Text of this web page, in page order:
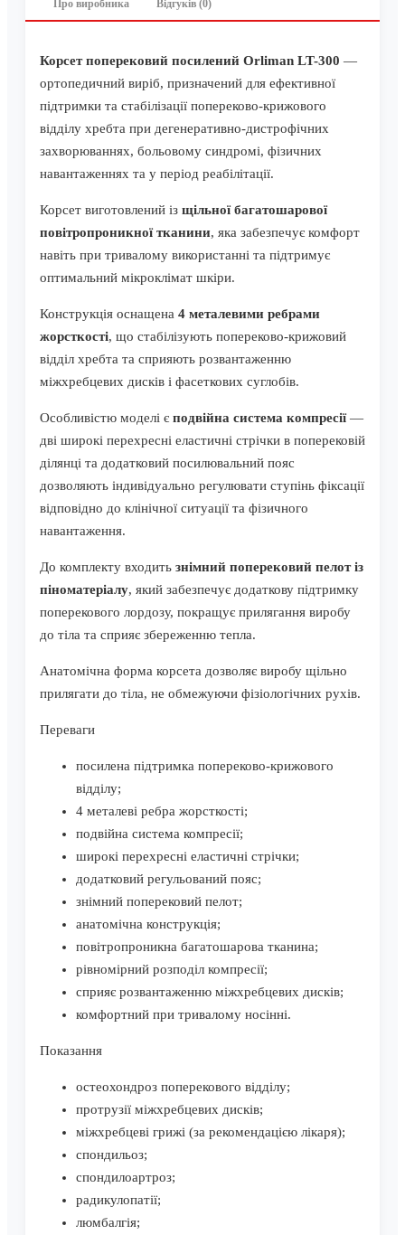
Про виробника Відгуків (0)
Корсет поперековий посилений Orliman LT-300 —
ортопедичний виріб, призначений для ефективної
підтримки та стабілізації попереково-крижового
відділу хребта при дегенеративно-дистрофічних
захворюваннях, больовому синдромі, фізичних
навантаженнях та у період реабілітації.
Корсет виготовлений із щільної багатошарової
повітропроникної тканини, яка забезпечує комфорт
навіть при тривалому використанні та підтримує
оптимальний мікроклімат шкіри.
Конструкція оснащена 4 металевими ребрами
жорсткості, що стабілізують попереково-крижовий
відділ хребта та сприяють розвантаженню
міжхребцевих дисків і фасеткових суглобів.
Особливістю моделі є подвійна система компресії—
дві широкі перехресні еластичні стрічки в поперековій
ділянці та додатковий посилювальний пояс
дозволяють індивідуально регулювати ступінь фіксації
відповідно до клінічної ситуації та фізичного
навантаження.
До комплекту входить знімний поперековий пелот із
піноматеріалу, який забезпечує додаткову підтримку
поперекового лордозу, покращує прилягання виробу
до тіла та сприяє збереженню тепла.
Анатомічна форма корсета дозволяє виробу щільно
прилягати до тіла, не обмежуючи фізіологічних рухів.
Переваги
посилена підтримка попереково-крижового
відділу;
4 металеві ребра жорсткості;
подвійна система компресії;
широкі перехресні еластичні стрічки;
додатковий регульований пояс;
знімний поперековий пелот;
анатомічна конструкція;
повітропроникна багатошарова тканина;
рівномірний розподіл компресії;
сприяє розвантаженню міжхребцевих дисків;
комфортний при тривалому носінні.
Показання
остеохондроз поперекового відділу;
протрузії міжхребцевих дисків;
міжхребцеві грижі (за рекомендацією лікаря);
спондильоз;
спондилоартроз;
радикулопатії;
люмбалгія;